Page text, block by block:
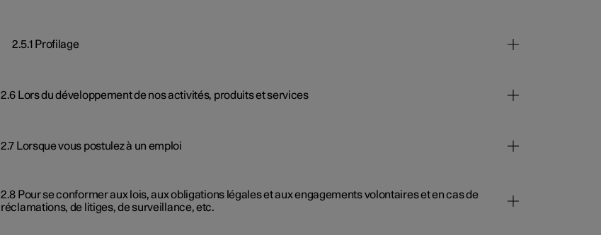
2.5.1 Profilage
2.6 Lors du développement de nos activités, produits et services
2.7 Lorsque vous postulez à un emploi
2.8 Pour se conformer aux lois, aux obligations légales et aux engagements volontaires et en cas de
réclamations, de litiges, de surveillance, etc.